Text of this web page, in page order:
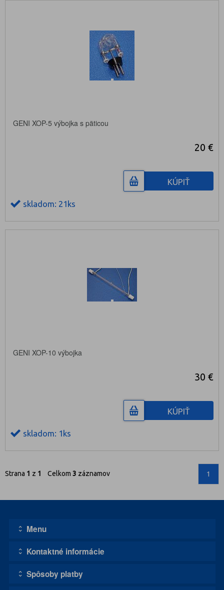
GENI XOP-5 výbojka s päticou
20 €
KÚPIŤ
skladom: 21ks
GENI XOP-10 výbojka
30 €
KÚPIŤ
skladom: 1ks
Strana 1 z 1 Celkom 3 záznamov 1
Menu
Úvodná stránka
Obchodné podmienky
Kontaktné informácie
Adresa:
Spôsoby platby